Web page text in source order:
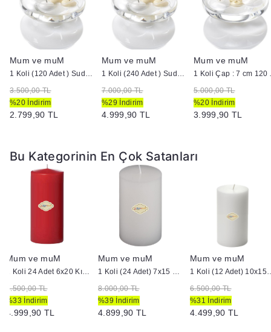
Mum ve muM
1 Koli (120 Adet ) Suda Yüzen Mum
3.500,00 TL
%20 İndirim
2.799,90 TL
Mum ve muM
1 Koli (240 Adet ) Suda Yüzen Mum
7.000,00 TL
%29 İndirim
4.999,90 TL
Mum ve muM
1 Koli
5.000,00 TL
%20 İndirim
3.999,90 TL
Bu Kategorinin En Çok Satanları
Mum ve muM
1 Koli 24 Adet 6x20 Kırmızı Silindir Mum
7.500,00 TL
%33 İndirim
4.999,90 TL
Mum ve muM
1 Koli (24 Adet) 7x15 cm Silindir Mum Beyaz
8.000,00 TL
%39 İndirim
4.899,90 TL
Mum ve muM
1 Koli (12 Adet)
6.500,00 TL
%31 İndirim
4.499,90 TL